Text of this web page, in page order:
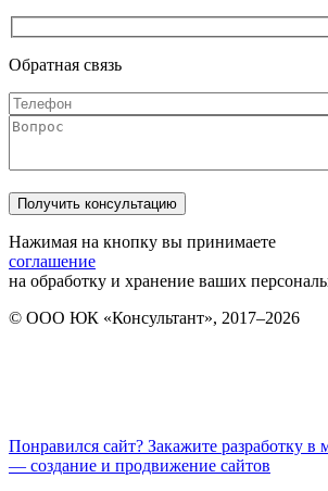
Обратная связь
Нажимая на кнопку вы принимаете
соглашение
на обработку и хранение ваших
© ООО ЮК «Консультант», 2017–2026
Понравился сайт? Закажите разработку в
— создание и продвижение сайтов